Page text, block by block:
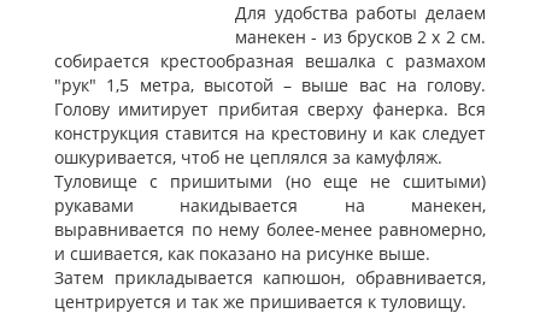
Для удобства работы делаем
манекен - из брусков 2 х 2 см.
собирается крестообразная вешалка с размахом
"рук" 1,5 метра, высотой – выше вас на голову.
Голову имитирует прибитая сверху фанерка. Вся
конструкция ставится на крестовину и как следует
ошкуривается, чтоб не цеплялся за камуфляж.
Туловище с пришитыми (но еще не сшитыми)
рукавами накидывается на манекен,
выравнивается по нему более-менее равномерно,
и сшивается, как показано на рисунке выше.
Затем прикладывается капюшон, обравнивается,
центрируется и так же пришивается к туловищу.